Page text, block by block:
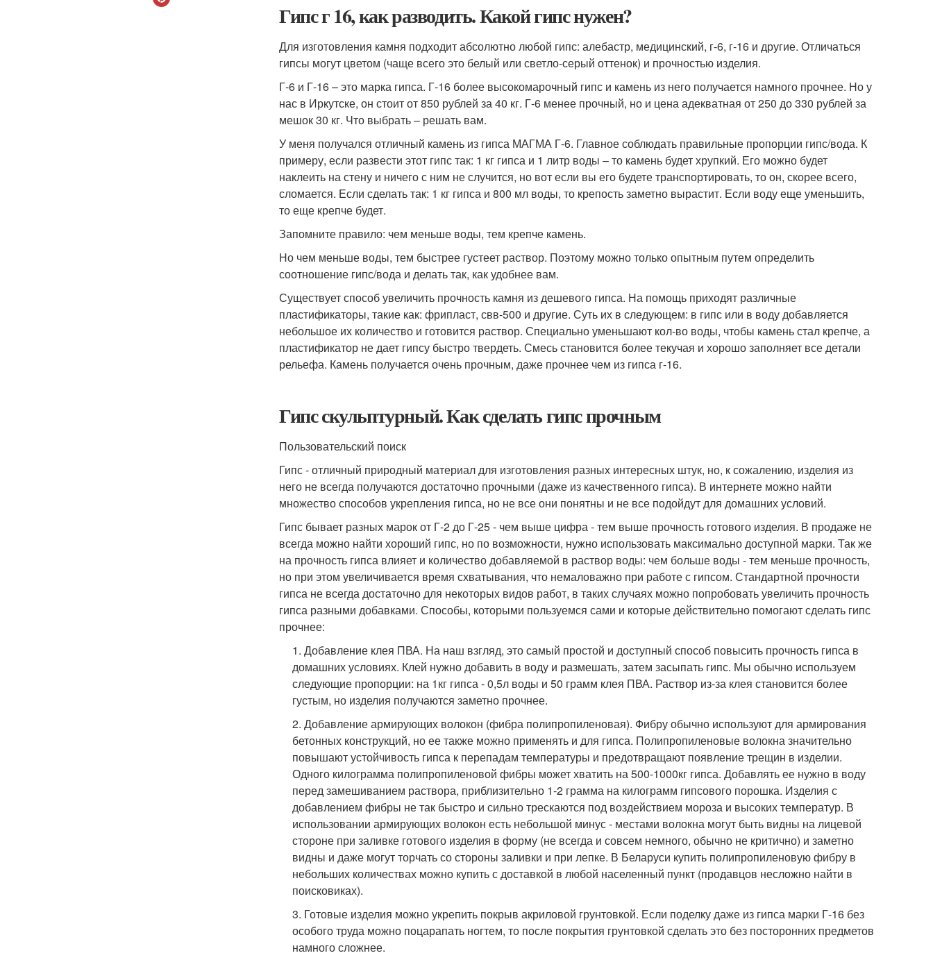
Гипс г 16, как разводить. Какой гипс нужен?
Для изготовления камня подходит абсолютно любой гипс: алебастр, медицинский, г-6, г-16 и другие. Отличаться
гипсы могут цветом (чаще всего это белый или светло-серый оттенок) и прочностью изделия.
Г-6 и Г-16 – это марка гипса. Г-16 более высокомарочный гипс и камень из него получается намного прочнее. Но у
нас в Иркутске, он стоит от 850 рублей за 40 кг. Г-6 менее прочный, но и цена адекватная от 250 до 330 рублей за
мешок 30 кг. Что выбрать – решать вам.
У меня получался отличный камень из гипса МАГМА Г-6. Главное соблюдать правильные пропорции гипс/вода. К
примеру, если развести этот гипс так: 1 кг гипса и 1 литр воды – то камень будет хрупкий. Его можно будет
наклеить на стену и ничего с ним не случится, но вот если вы его будете транспортировать, то он, скорее всего,
сломается. Если сделать так: 1 кг гипса и 800 мл воды, то крепость заметно вырастит. Если воду еще уменьшить,
то еще крепче будет.
Запомните правило: чем меньше воды, тем крепче камень.
Но чем меньше воды, тем быстрее густеет раствор. Поэтому можно только опытным путем определить
соотношение гипс/вода и делать так, как удобнее вам.
Существует способ увеличить прочность камня из дешевого гипса. На помощь приходят различные
пластификаторы, такие как: фрипласт, свв-500 и другие. Суть их в следующем: в гипс или в воду добавляется
небольшое их количество и готовится раствор. Специально уменьшают кол-во воды, чтобы камень стал крепче, а
пластификатор не дает гипсу быстро твердеть. Смесь становится более текучая и хорошо заполняет все детали
рельефа. Камень получается очень прочным, даже прочнее чем из гипса г-16.
Гипс скульптурный. Как сделать гипс прочным
Пользовательский поиск
Гипс - отличный природный материал для изготовления разных интересных штук, но, к сожалению, изделия из
него не всегда получаются достаточно прочными (даже из качественного гипса). В интернете можно найти
множество способов укрепления гипса, но не все они понятны и не все подойдут для домашних условий.
Гипс бывает разных марок от Г-2 до Г-25 - чем выше цифра - тем выше прочность готового изделия. В продаже не
всегда можно найти хороший гипс, но по возможности, нужно использовать максимально доступной марки. Так же
на прочность гипса влияет и количество добавляемой в раствор воды: чем больше воды - тем меньше прочность,
но при этом увеличивается время схватывания, что немаловажно при работе с гипсом. Стандартной прочности
гипса не всегда достаточно для некоторых видов работ, в таких случаях можно попробовать увеличить прочность
гипса разными добавками. Способы, которыми пользуемся сами и которые действительно помогают сделать гипс
прочнее:
1. Добавление клея ПВА. На наш взгляд, это самый простой и доступный способ повысить прочность гипса в
домашних условиях. Клей нужно добавить в воду и размешать, затем засыпать гипс. Мы обычно используем
следующие пропорции: на 1кг гипса - 0,5л воды и 50 грамм клея ПВА. Раствор из-за клея становится более
густым, но изделия получаются заметно прочнее.
2. Добавление армирующих волокон (фибра полипропиленовая). Фибру обычно используют для армирования
бетонных конструкций, но ее также можно применять и для гипса. Полипропиленовые волокна значительно
повышают устойчивость гипса к перепадам температуры и предотвращают появление трещин в изделии.
Одного килограмма полипропиленовой фибры может хватить на 500-1000кг гипса. Добавлять ее нужно в воду
перед замешиванием раствора, приблизительно 1-2 грамма на килограмм гипсового порошка. Изделия с
добавлением фибры не так быстро и сильно трескаются под воздействием мороза и высоких температур. В
использовании армирующих волокон есть небольшой минус - местами волокна могут быть видны на лицевой
стороне при заливке готового изделия в форму (не всегда и совсем немного, обычно не критично) и заметно
видны и даже могут торчать со стороны заливки и при лепке. В Беларуси купить полипропиленовую фибру в
небольших количествах можно купить с доставкой в любой населенный пункт (продавцов несложно найти в
поисковиках).
3. Готовые изделия можно укрепить покрыв акриловой грунтовкой. Если поделку даже из гипса марки Г-16 без
особого труда можно поцарапать ногтем, то после покрытия грунтовкой сделать это без посторонних предметов
намного сложнее.